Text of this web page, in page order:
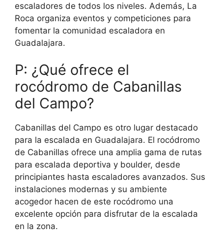
escaladores de todos los niveles. Además, La
Roca organiza eventos y competiciones para
fomentar la comunidad escaladora en
Guadalajara.
P: ¿Qué ofrece el
rocódromo de Cabanillas
del Campo?
Cabanillas del Campo es otro lugar destacado
para la escalada en Guadalajara. El rocódromo
de Cabanillas ofrece una amplia gama de rutas
para escalada deportiva y boulder, desde
principiantes hasta escaladores avanzados. Sus
instalaciones modernas y su ambiente
acogedor hacen de este rocódromo una
excelente opción para disfrutar de la escalada
en la zona.